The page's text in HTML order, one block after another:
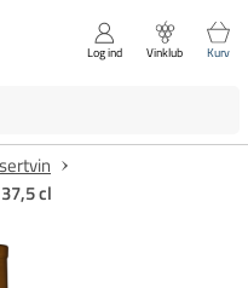
Luk
Log ind Vinklub Kurv
cl